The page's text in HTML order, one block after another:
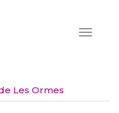
Toggle
Les Ormes